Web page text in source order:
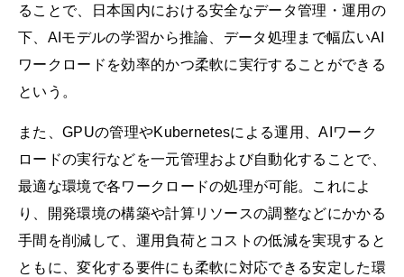
ることで、日本国内における安全なデータ管理・運用の
下、AIモデルの学習から推論、データ処理まで幅広いAI
ワークロードを効率的かつ柔軟に実行することができる
という。
また、GPUの管理やKubernetesによる運用、AIワーク
ロードの実行などを一元管理および自動化することで、
最適な環境で各ワークロードの処理が可能。これによ
り、開発環境の構築や計算リソースの調整などにかかる
手間を削減して、運用負荷とコストの低減を実現すると
ともに、変化する要件にも柔軟に対応できる安定した環